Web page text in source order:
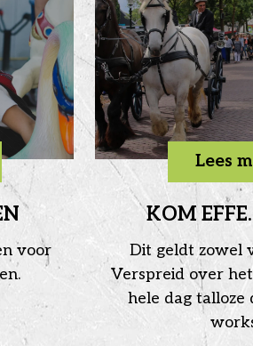
voor
Lees
KOM
Dit geldt zowel
Verspreid over
hele dag talloze